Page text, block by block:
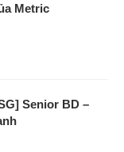
Metric
Senior BD –